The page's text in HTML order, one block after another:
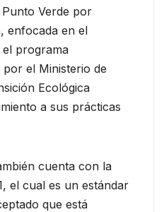
Verde por
enfocada en el
programa
el Ministerio de
Ecológica
a sus prácticas
cuenta con la
el cual es un estándar
que está